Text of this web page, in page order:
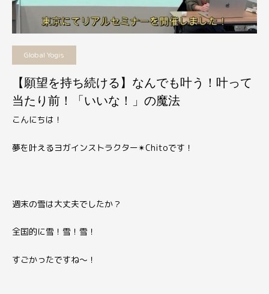
Global Yogis
【願望を持ち続ける】なんでも叶う！叶って
当たり前！「いいな！」の魔法
こんにちは！
夢を叶えるヨガインストラクター✴︎Chitoです！
週末の雪は大丈夫でしたか？
全国的に雪！雪！雪！
すごかったですね〜！